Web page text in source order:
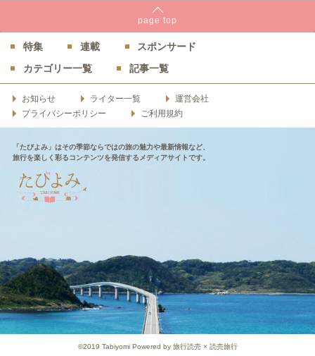
page top
特集 連載
スポンサード
カテゴリー一覧
記事一覧
お知らせ ライター一覧
運営会社
プライバシーポリシー
ご利用規約
「たびよみ」はその季節ならではの旅の魅力や最新情報など、
旅行を楽しく彩るコンテンツを発信するメディアサイトです。
©2019 Tabiyomi Powered by 旅行読売 × 読売旅行